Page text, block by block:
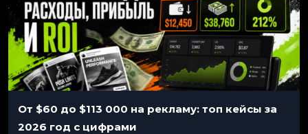
От $60 до $113 000 на рекламу: топ кейсы за
2026 год с цифрами